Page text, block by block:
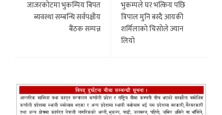
जाजरकोटमा भुकम्पिय बिपत
ब्यवस्था सम्बन्धि सर्वपक्षीय
बैंठक सम्पन्न
भुकम्पले घर भत्किय पछि
त्रिपाल मुनि बस्दै आयकी
शर्मिलाकाे चिसाेले ज्यान
लियाे